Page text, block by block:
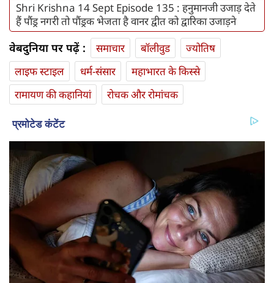
Shri Krishna 14 Sept Episode 135 : हनुमानजी उजाड़ देते
हैं पौंड्र नगरी तो पौंड्रक भेजता है वानर द्वीत को द्वारिका उजाड़ने
वेबदुनिया पर पढ़ें : समाचार बॉलीवुड
ज्योतिष
लाइफ स्‍टाइल
धर्म-संसार
महाभारत के किस्से
रामायण की कहानियां
रोचक और रोमांचक